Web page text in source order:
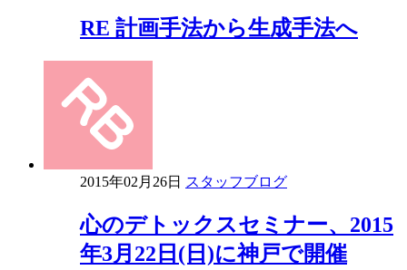
RE 計画手法から生成手法へ
2015年02月26日 スタッフブログ
心のデトックスセミナー、2015
年3月22日(日)に神戸で開催